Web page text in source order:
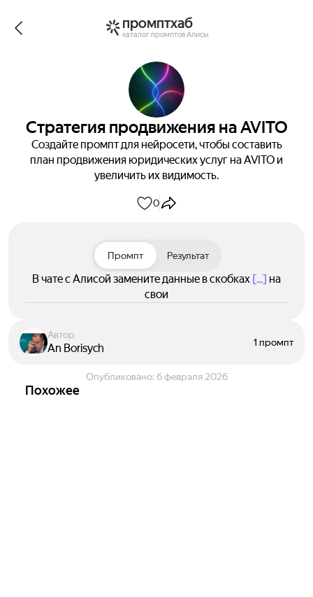
промптхаб
каталог промптов Алисы
Стратегия продвижения на AVITO
Создайте промпт для нейросети, чтобы составить
план продвижения юридических услуг на AVITO и
увеличить их видимость.
0
Промпт Результат
В чате с Алисой замените данные в скобках [...] на
свои
Автор
An Borisych 1 промпт
Опубликовано: 6 февраля 2026
Похожее